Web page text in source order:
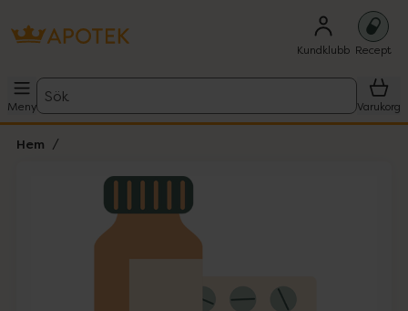
Kundklubb Recept
Meny
Sök
Varukorg
Hem
Lista: . Innehåller 1 objekt.